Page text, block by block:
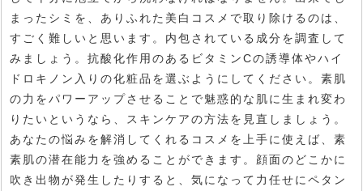
まったシミを、ありふれた美白コスメで取り除けるのは、
すごく難しいと思います。内包されている成分を調査して
みましょう。抗酸化作用のあるビタミンCの誘導体やハイ
ドロキノン入りの化粧品を選ぶようにしてください。素肌
の力をパワーアップさせることで魅惑的な肌に生まれ変わ
りたいというなら、スキンケアの方法を見直しましょう。
あなたの悩みを解消してくれるコスメを上手に使えば、素
素肌の潜在能力を強めることができます。顔面のどこかに
吹き出物が発生したりすると、気になって力任せにペタン